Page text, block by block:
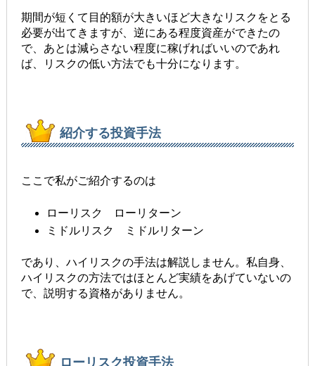
期間が短くて目的額が大きいほど大きなリスクをとる
必要が出てきますが、逆にある程度資産ができたの
で、あとは減らさない程度に稼げればいいのであれ
ば、リスクの低い方法でも十分になります。
紹介する投資手法
ここで私がご紹介するのは
ローリスク ローリターン
ミドルリスク ミドルリターン
であり、ハイリスクの手法は解説しません。私自身、
ハイリスクの方法ではほとんど実績をあげていないの
で、説明する資格がありません。
ローリスク投資手法